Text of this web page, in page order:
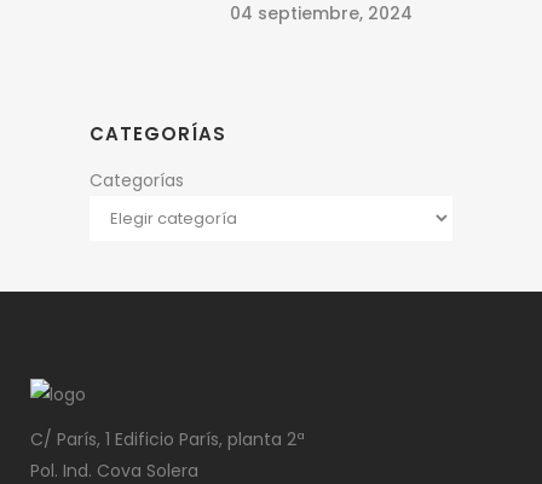
04 septiembre, 2024
CATEGORÍAS
Categorías
C/ París, 1 Edificio París, planta 2ª
Pol. Ind. Cova Solera